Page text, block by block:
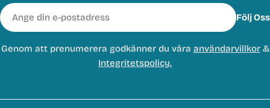
E-
post
Följ Oss
Genom att prenumerera godkänner du våra användarvillkor&
Integritetspolicy.